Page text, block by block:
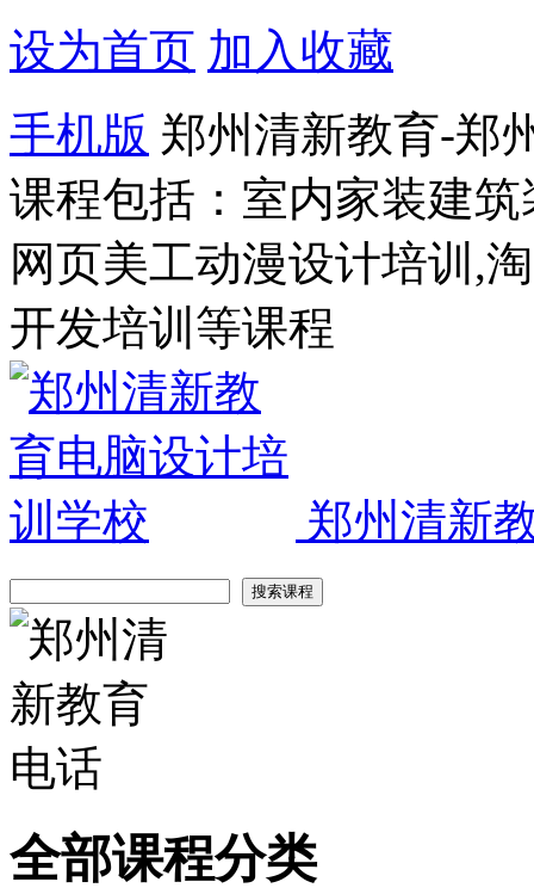
设为首页 加入收藏
手机版 郑州清新教育-郑
课程包括：室内家装建
网页美工动漫设计培训,
开发培训等课程
郑州清新
全部课程分类